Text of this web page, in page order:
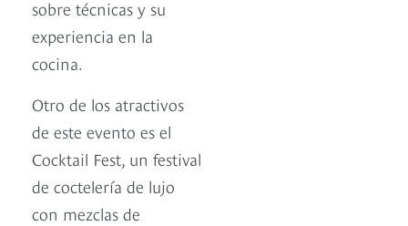
sobre técnicas y su
experiencia en la
cocina.
Otro de los atractivos
de este evento es el
Cocktail Fest, un festival
de coctelería de lujo
con mezclas de